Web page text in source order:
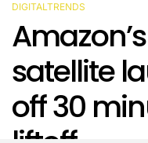
POSTED
IN
DIGITALTRENDS
satellite
off 30